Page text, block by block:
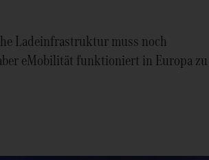
Ladeinfrastruktur muss noch
eMobilität funktioniert in Europa zu